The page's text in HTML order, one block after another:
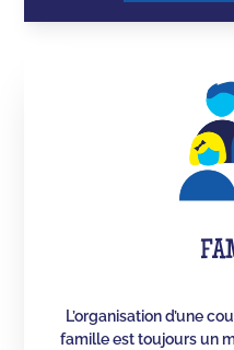
L’organisation d’une
famille est toujours un